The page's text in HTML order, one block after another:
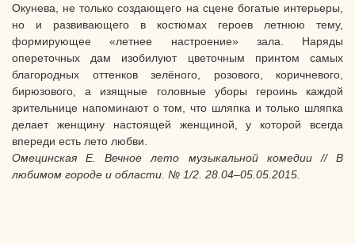
Окунева, не только создающего на сцене богатые интерьеры,
но и развивающего в костюмах героев летнюю тему,
формирующее «летнее настроение» зала. Наряды
опереточных дам изобилуют цветочным принтом самых
благородных оттенков зелёного, розового, коричневого,
бирюзового, а изящные головные уборы героинь каждой
зрительнице напоминают о том, что шляпка и только шляпка
делает женщину настоящей женщиной, у которой всегда
впереди есть лето любви.
Омецинская Е. Вечное лето музыкальной комедии // В
любимом городе и области. № 1/2. 28.04–05.05.2015.